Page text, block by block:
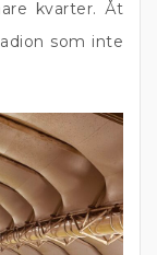
kvarter. Åt
som inte